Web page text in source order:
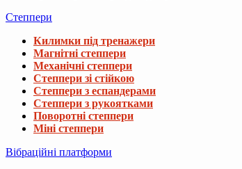
Степпери
Килимки під тренажери
Магнітні степпери
Механічні степпери
Степпери зі стійкою
Степпери з еспандерами
Степпери з рукоятками
Поворотні степпери
Міні степпери
Вібраційні платформи